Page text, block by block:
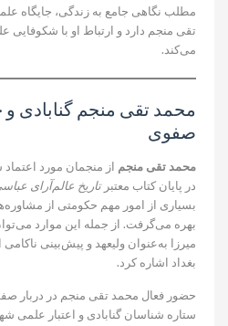
مطلب نگاهی جامع به زندگی، جایگاه
تقی منجم دارد و ارتباط او با شکوفایی
می‌کند.
محمد تقی منجم گنابادی و
صفوی
محمد تقی منجم از منجمان مورد
در پایان کتاب معتبرتاریخ عالم‌آرای
بسیاری از امور مهم حکومتی از
بهره می‌گرفت. از جمله این موارد
میرزا به‌عنوان ولیعهد و پیش‌بینی
بغداد اشاره کرد.
حضور فعال محمد تقی منجم در دربار
ستاره شناسان گنابادی و اعتبار علمی